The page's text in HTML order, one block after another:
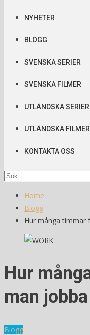
NYHETER
BLOGG
SVENSKA SERIER
SVENSKA FILMER
UTLÄNDSKA SERIER
UTLÄNDSKA FILMER
KONTAKTA OSS
Sök
Home
Blogg
Hur många timmar
Hur
man
Blogg